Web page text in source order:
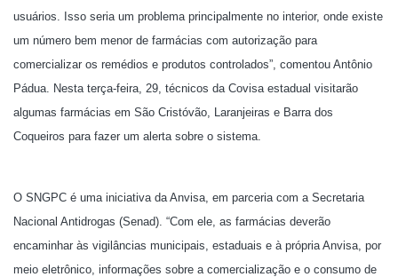
usuários. Isso seria um problema principalmente no interior, onde existe
um número bem menor de farmácias com autorização para
comercializar os remédios e produtos controlados”, comentou Antônio
Pádua. Nesta terça-feira, 29, técnicos da Covisa estadual visitarão
algumas farmácias em São Cristóvão, Laranjeiras e Barra dos
Coqueiros para fazer um alerta sobre o sistema.
O SNGPC é uma iniciativa da Anvisa, em parceria com a Secretaria
Nacional Antidrogas (Senad). “Com ele, as farmácias deverão
encaminhar às vigilâncias municipais, estaduais e à própria Anvisa, por
meio eletrônico, informações sobre a comercialização e o consumo de